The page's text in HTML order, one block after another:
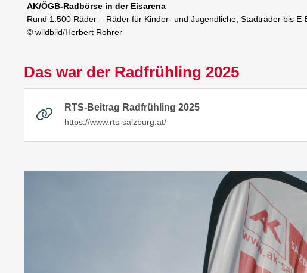
AK/ÖGB-Radbörse in der Eisarena
Rund 1.500 Räder – Räder für Kinder- und Jugendliche, Stadträder bis
© wildbild/Herbert Rohrer
Das war der Radfrühling 2025
RTS-Beitrag Radfrühling 2025
https://www.rts-salzburg.at/